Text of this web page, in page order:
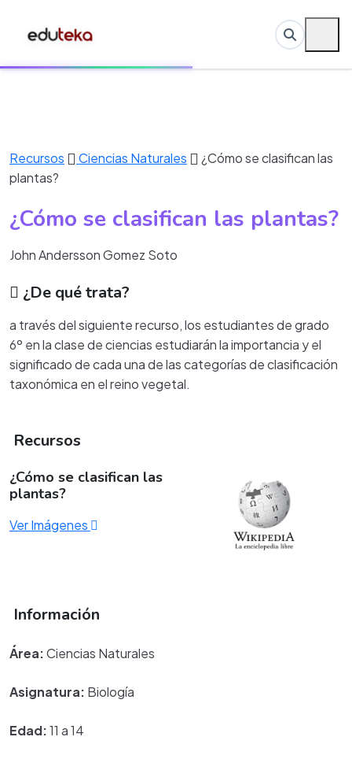
Recursos Ciencias Naturales
¿Cómo se clasifican las
plantas?
¿Cómo se clasifican las plantas?
John Andersson Gomez Soto
¿De qué trata?
a través del siguiente recurso, los estudiantes de grado
6º en la clase de ciencias estudiarán la importancia y el
significado de cada una de las categorías de clasificación
taxonómica en el reino vegetal.
Recursos
¿Cómo se clasifican las
plantas?
Ver Imágenes
Información
Área:Ciencias Naturales
Asignatura: Biología
Edad:11 a 14